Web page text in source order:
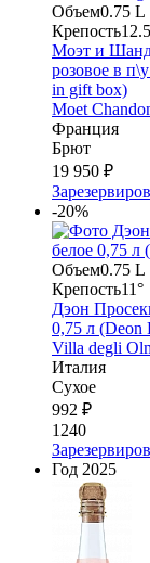
Объем0.75 L
Крепость
Моэт и
розовое в
in gift box)
Moet
Франция
Брют
19 950 ₽
-20%
Объем0.75 L
Крепость11°
Дэон
0,75 л (Deon
Villa degli
Италия
Сухое
992 ₽
1240
Год 2025